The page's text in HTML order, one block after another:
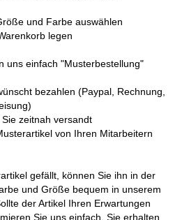
und Farbe auswählen
legen
uns einfach "Musterbestellung"
bezahlen (Paypal, Rechnung,
zeitnah versandt
von Ihren Mitarbeitern
gefällt, können Sie ihn in der
und Größe bequem in unserem
der Artikel Ihren Erwartungen
Sie uns einfach. Sie erhalten